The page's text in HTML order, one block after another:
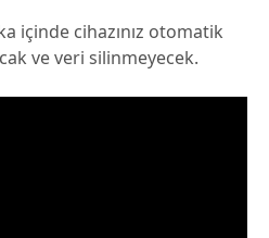
içinde cihazınız otomatik
ve veri silinmeyecek.